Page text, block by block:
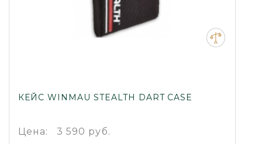
КЕЙС WINMAU STEALTH DART CASE
Цена: 3 590 руб.